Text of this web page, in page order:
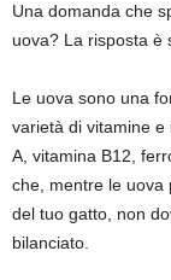
Una domanda che
uova? La risposta è
Le uova sono una
varietà di vitamine e
A, vitamina B12,
che, mentre le uova
del tuo gatto, non
bilanciato.